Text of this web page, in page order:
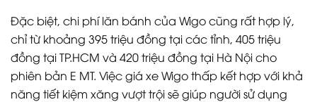
Đặc biệt, chi phí lăn bánh của Wigo cũng rất hợp lý,
chỉ từ khoảng 395 triệu đồng tại các tỉnh, 405 triệu
đồng tại TP.HCM và 420 triệu đồng tại Hà Nội cho
phiên bản E MT. Việc giá xe Wigo thấp kết hợp với khả
năng tiết kiệm xăng vượt trội sẽ giúp người sử dụng